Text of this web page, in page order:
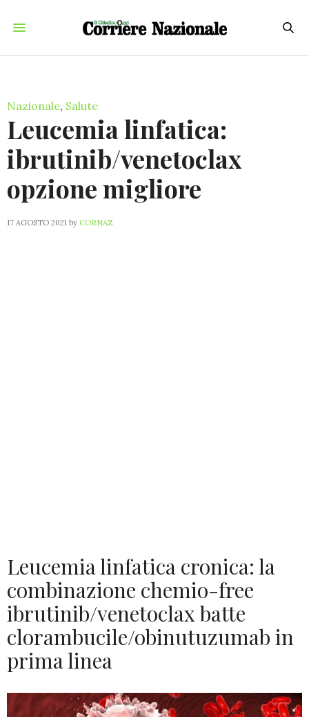
Nazionale, Salute
Leucemia linfatica:
ibrutinib/venetoclax
opzione migliore
17 AGOSTO 2021 by CORNAZ
Leucemia linfatica cronica: la
combinazione chemio-free
ibrutinib/venetoclax batte
clorambucile/obinutuzumab in
prima linea